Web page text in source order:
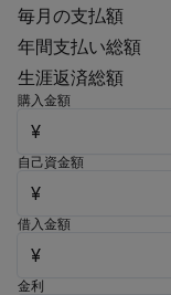
毎月の支払額
年間支払い総額
生涯返済総額
購入金額
¥
自己資金額
¥
借入金額
¥
金利